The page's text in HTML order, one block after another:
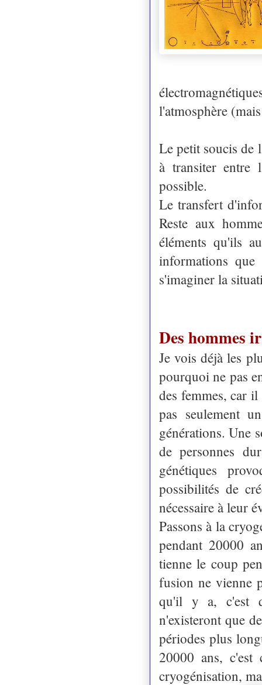
l'atmosphère
Le petit soucis de
à transiter
possible.
Le transfert
Reste aux
éléments qu'ils
informations
s'imaginer la
Des hommes
Je vois déjà les
pourquoi ne pas
des femmes, car
pas seulement
générations. Une
de personnes
génétiques
possibilités de
nécessaire à leur
Passons à la
pendant 20000
tienne le coup
fusion ne vienne
qu'il y a, c'est
n'existeront que
périodes plus
20000 ans,
cryogénisation,